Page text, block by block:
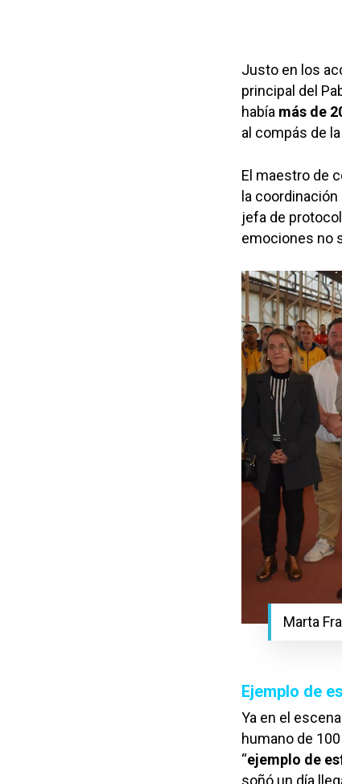
Justo en los
principal del
había más de
al compás de
El maestro de
la coordinación
jefa de
emociones no
Marta
Ejemplo de
Ya en el
humano de
“ejemplo de